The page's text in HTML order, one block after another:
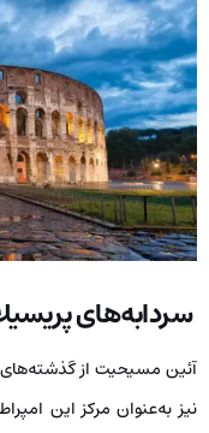
سردابه‌های
آئین مسیحیت از
نیز به‌عنوان مرکز این